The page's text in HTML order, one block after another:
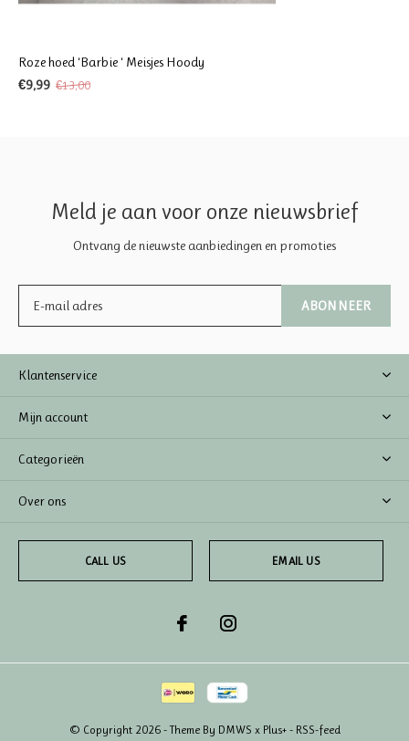
Roze hoed ‘Barbie ‘ Meisjes Hoody
€9,99 €13,00
Meld je aan voor onze nieuwsbrief
Ontvang de nieuwste aanbiedingen en promoties
ABONNEER
Klantenservice
Mijn account
Categorieën
Over ons
CALL US EMAIL US
© Copyright 2026- Theme By DMWS x Plus+- RSS-feed